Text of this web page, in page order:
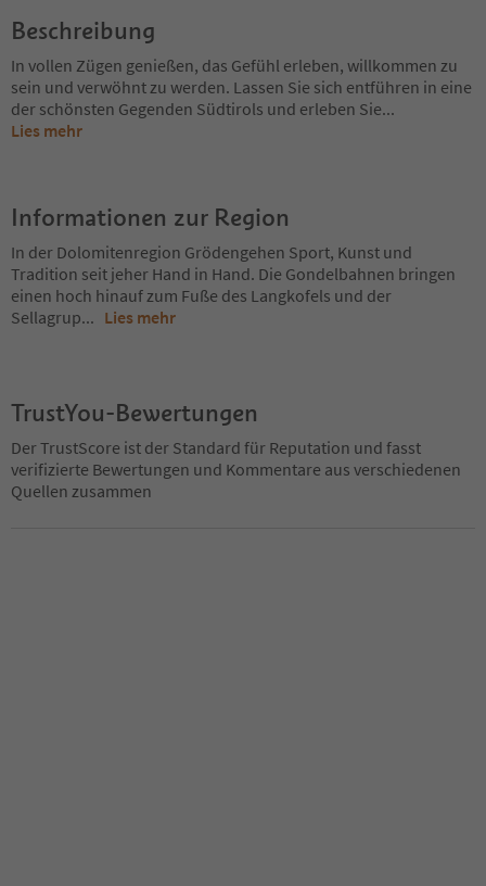
Beschreibung
In vollen Zügen genießen, das Gefühl erleben, willkommen zu
sein und verwöhnt zu werden. Lassen Sie sich entführen in eine
der schönsten Gegenden Südtirols und erleben Sie...
Lies mehr
Informationen zur Region
In der Dolomitenregion Grödengehen Sport, Kunst und
Tradition seit jeher Hand in Hand. Die Gondelbahnen bringen
einen hoch hinauf zum Fuße des Langkofels und der
Sellagrup... Lies mehr
TrustYou-Bewertungen
Der TrustScore ist der Standard für Reputation und fasst
verifizierte Bewertungen und Kommentare aus verschiedenen
Quellen zusammen